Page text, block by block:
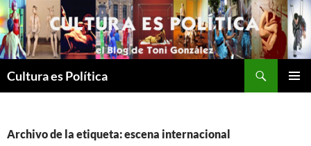
Saltar
al
contenido
Cultura es Política
Archivo de la etiqueta: escena internacional